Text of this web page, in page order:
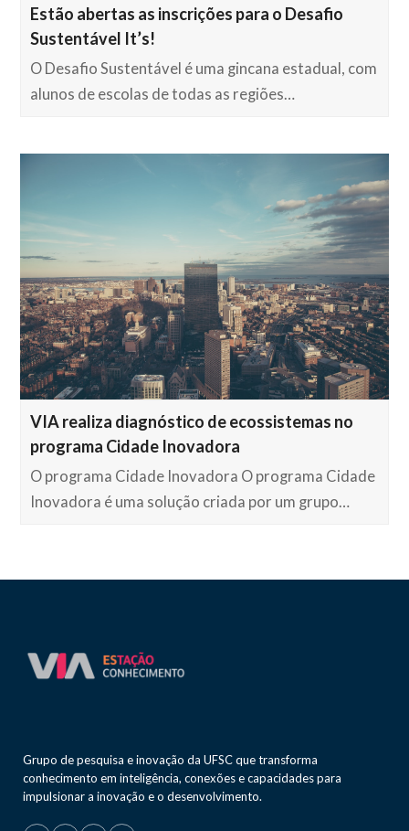
Estão abertas as inscrições para o Desafio
Sustentável It’s!
O Desafio Sustentável é uma gincana estadual, com
alunos de escolas de todas as regiões…
VIA realiza diagnóstico de ecossistemas no
programa Cidade Inovadora
O programa Cidade Inovadora O programa Cidade
Inovadora é uma solução criada por um grupo…
Grupo de pesquisa e inovação da UFSC que transforma
conhecimento em inteligência, conexões e capacidades para
impulsionar a inovação e o desenvolvimento.